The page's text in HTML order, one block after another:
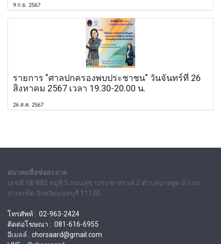
9 ก.ย. 2567
รายการ "ศาลปกครองพบประชาชน" วันจันทร์ที่ 26
สิงหาคม 2567 เวลา 19.30-20.00 น.
26 ส.ค. 2567
สมาคมสื่อช่อสะอาด
เลขที่ 18/882 หมู่ที่ 5 ถนนสุขาประชาสรรค์ 2 ตำบลบางพูด อำเภอ
ปากเกร็ด จังหวัดนนทบุรี 11120
โทรศัพท์ : 02-963-2424
ติดต่อโฆษณา : 081-616-6955
อีเมลล์ : chorsaard@gmail.com